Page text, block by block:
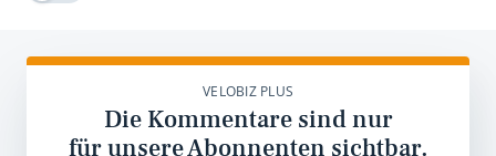
VELOBIZ PLUS
Die Kommentare sind nur
für unsere Abonnenten sichtbar.